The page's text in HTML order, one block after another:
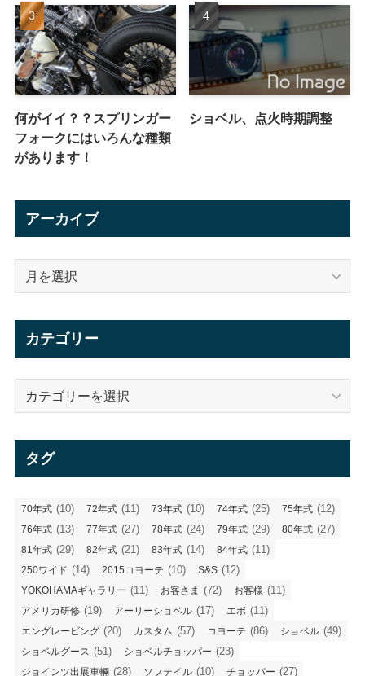
何がイイ？？スプリンガー
フォークにはいろんな種類
があります！
ショベル、点火時期調整
アーカイブ
カテゴリー
タグ
70年式 (10) 72年式 (11) 73年式 (10) 74年式 (25) 75年式 (12)
76年式 (13) 77年式 (27) 78年式 (24) 79年式 (29) 80年式 (27)
81年式 (29) 82年式 (21) 83年式 (14) 84年式 (11)
250ワイド (14) 2015コヨーテ (10) S&S (12)
YOKOHAMAギャラリー (11) お客さま (72) お客様 (11)
アメリカ研修 (19) アーリーショベル (17) エボ (11)
エングレービング (20) カスタム (57) コヨーテ (86) ショベル (49)
ショベルグース (51) ショベルチョッパー (23)
ジョインツ出展車輛 (28) ソフテイル (10) チョッパー (27)